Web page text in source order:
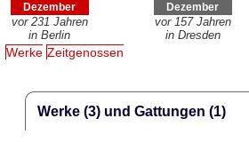
Dezember
vor 231 Jahren
in Berlin
Dezember
vor 157 Jahren
in Dresden
Werke Zeitgenossen
Werke (3) und Gattungen (1)